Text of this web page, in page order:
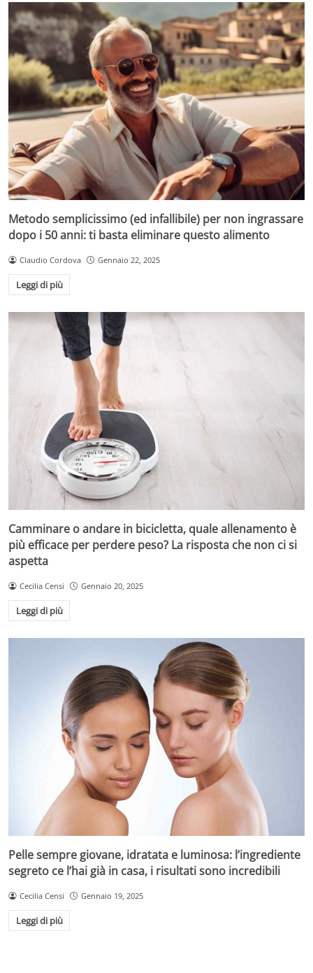
Metodo semplicissimo (ed infallibile) per non ingrassare
dopo i 50 anni: ti basta eliminare questo alimento
Claudio Cordova Gennaio 22, 2025
Leggi di più
Camminare o andare in bicicletta, quale allenamento è
più efficace per perdere peso? La risposta che non ci si
aspetta
Cecilia Censi Gennaio 20, 2025
Leggi di più
Pelle sempre giovane, idratata e luminosa: l’ingrediente
segreto ce l’hai già in casa, i risultati sono incredibili
Cecilia Censi Gennaio 19, 2025
Leggi di più